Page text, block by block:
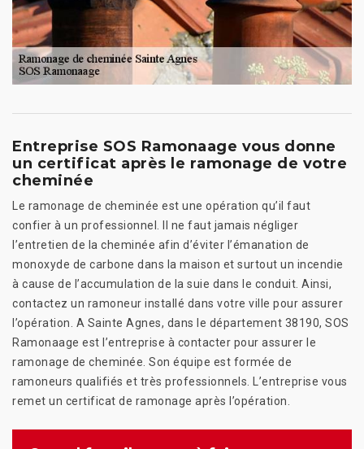
Entreprise SOS Ramonaage vous donne
un certificat après le ramonage de votre
cheminée
Le ramonage de cheminée est une opération qu’il faut
confier à un professionnel. Il ne faut jamais négliger
l’entretien de la cheminée afin d’éviter l’émanation de
monoxyde de carbone dans la maison et surtout un incendie
à cause de l’accumulation de la suie dans le conduit. Ainsi,
contactez un ramoneur installé dans votre ville pour assurer
l’opération. A Sainte Agnes, dans le département 38190, SOS
Ramonaage est l’entreprise à contacter pour assurer le
ramonage de cheminée. Son équipe est formée de
ramoneurs qualifiés et très professionnels. L’entreprise vous
remet un certificat de ramonage après l’opération.